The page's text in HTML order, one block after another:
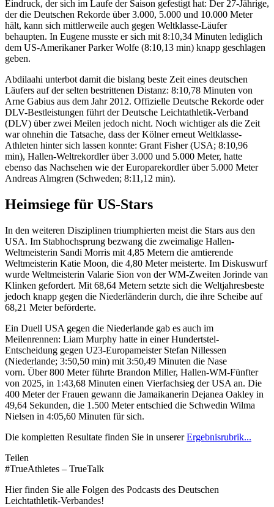
Eindruck, der sich im Laufe der Saison gefestigt hat: Der 27-Jährige,
der die Deutschen Rekorde über 3.000, 5.000 und 10.000 Meter
hält, kann sich mittlerweile auch gegen Weltklasse-Läufer
behaupten. In Eugene musste er sich mit 8:10,34 Minuten lediglich
dem US-Amerikaner Parker Wolfe (8:10,13 min) knapp geschlagen
geben.
Abdilaahi unterbot damit die bislang beste Zeit eines deutschen
Läufers auf der selten bestrittenen Distanz: 8:10,78 Minuten von
Arne Gabius aus dem Jahr 2012. Offizielle Deutsche Rekorde oder
DLV-Bestleistungen führt der Deutsche Leichtathletik-Verband
(DLV) über zwei Meilen jedoch nicht. Noch wichtiger als die Zeit
war ohnehin die Tatsache, dass der Kölner erneut Weltklasse-
Athleten hinter sich lassen konnte: Grant Fisher (USA; 8:10,96
min), Hallen-Weltrekordler über 3.000 und 5.000 Meter, hatte
ebenso das Nachsehen wie der Europarekordler über 5.000 Meter
Andreas Almgren (Schweden; 8:11,12 min).
Heimsiege für US-Stars
In den weiteren Disziplinen triumphierten meist die Stars aus den
USA. Im Stabhochsprung bezwang die zweimalige Hallen-
Weltmeisterin Sandi Morris mit 4,85 Metern die amtierende
Weltmeisterin Katie Moon, die 4,80 Meter meisterte. Im Diskuswurf
wurde Weltmeisterin Valarie Sion von der WM-Zweiten Jorinde van
Klinken gefordert. Mit 68,64 Metern setzte sich die Weltjahresbeste
jedoch knapp gegen die Niederländerin durch, die ihre Scheibe auf
68,21 Meter beförderte.
Ein Duell USA gegen die Niederlande gab es auch im
Meilenrennen: Liam Murphy hatte in einer Hundertstel-
Entscheidung gegen U23-Europameister Stefan Nillessen
(Niederlande; 3:50,50 min) mit 3:50,49 Minuten die Nase
vorn. Über 800 Meter führte Brandon Miller, Hallen-WM-Fünfter
von 2025, in 1:43,68 Minuten einen Vierfachsieg der USA an. Die
400 Meter der Frauen gewann die Jamaikanerin Dejanea Oakley in
49,64 Sekunden, die 1.500 Meter entschied die Schwedin Wilma
Nielsen in 4:05,60 Minuten für sich.
Die kompletten Resultate finden Sie in unsererErgebnisrubrik...
Teilen
#TrueAthletes – TrueTalk
Hier finden Sie alle Folgen des Podcasts des Deutschen
Leichtathletik-Verbandes!